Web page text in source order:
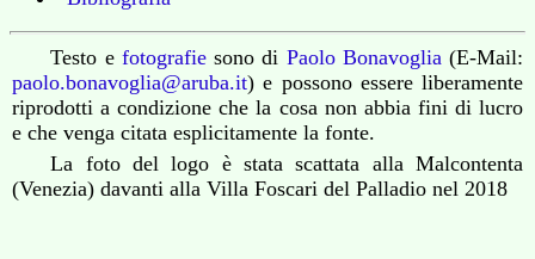
Testo e fotografiesono di Paolo Bonavoglia(E-Mail:
paolo.bonavoglia@aruba.it) e possono essere liberamente
riprodotti a condizione che la cosa non abbia fini di lucro
e che venga citata esplicitamente la fonte.
La foto del logo è stata scattata alla Malcontenta
(Venezia) davanti alla Villa Foscari del Palladio nel 2018